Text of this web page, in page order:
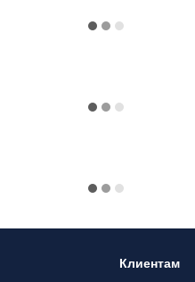
Клиентам